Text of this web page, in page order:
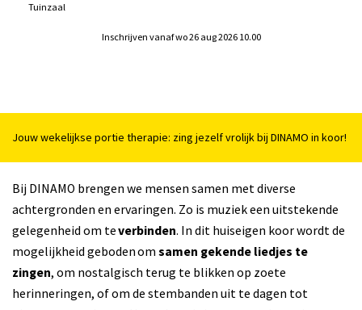
Tuinzaal
Inschrijven vanaf wo 26 aug 2026 10.00
Jouw wekelijkse portie therapie: zing jezelf vrolijk bij DINAMO in koor!
Bij DINAMO brengen we mensen samen met diverse
achtergronden en ervaringen. Zo is muziek een uitstekende
gelegenheid om teverbinden. In dit huiseigen koor wordt de
mogelijkheid geboden om samen gekende liedjes te
zingen, om nostalgisch terug te blikken op zoete
herinneringen, of om de stembanden uit te dagen tot